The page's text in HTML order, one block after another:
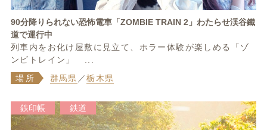
90分降りられない恐怖電車「ZOMBIE TRAIN 2」わたらせ渓谷鐵
道で運行中
列車内をお化け屋敷に見立て、ホラー体験が楽しめる「ゾ
ンビトレイン」 ...
場所
群馬県 ／栃木県
鉄印帳 鉄道